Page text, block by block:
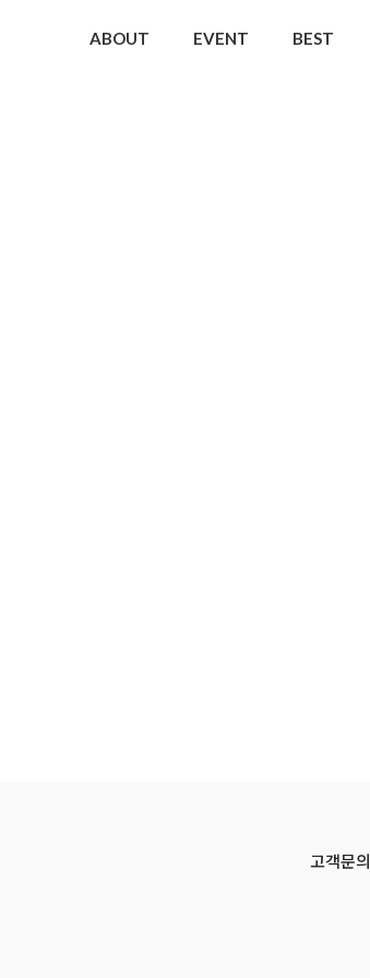
ABOUT EVENT BEST
고객문의